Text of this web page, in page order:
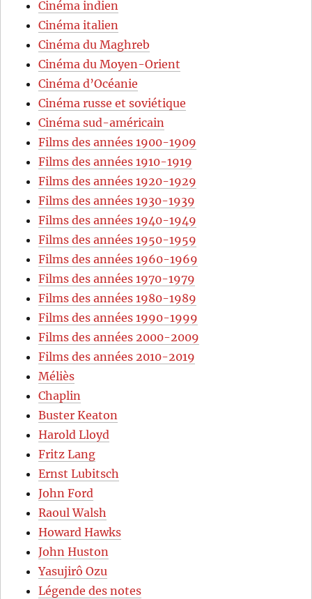
Cinéma indien
Cinéma italien
Cinéma du Maghreb
Cinéma du Moyen-Orient
Cinéma d’Océanie
Cinéma russe et soviétique
Cinéma sud-américain
Films des années 1900-1909
Films des années 1910-1919
Films des années 1920-1929
Films des années 1930-1939
Films des années 1940-1949
Films des années 1950-1959
Films des années 1960-1969
Films des années 1970-1979
Films des années 1980-1989
Films des années 1990-1999
Films des années 2000-2009
Films des années 2010-2019
Méliès
Chaplin
Buster Keaton
Harold Lloyd
Fritz Lang
Ernst Lubitsch
John Ford
Raoul Walsh
Howard Hawks
John Huston
Yasujirô Ozu
Légende des notes